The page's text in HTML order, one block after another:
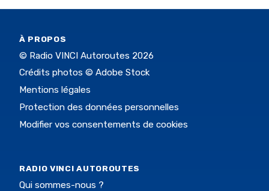
À PROPOS
© Radio VINCI Autoroutes 2026
Crédits photos © Adobe Stock
Mentions légales
Protection des données personnelles
Modifier vos consentements de cookies
RADIO VINCI AUTOROUTES
Qui sommes-nous ?